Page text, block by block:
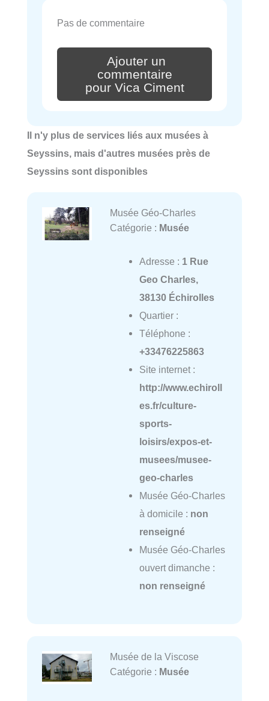
Pas de commentaire
Ajouter un
commentaire
pour Vica Ciment
Il n'y plus de services liés aux musées à
Seyssins, mais d'autres musées près de
Seyssins sont disponibles
Musée Géo-Charles
Catégorie : Musée
Adresse : 1 Rue
Geo Charles,
38130 Échirolles
Quartier :
Téléphone :
+33476225863
Site internet :
http://www.echiroll
es.fr/culture-
sports-
loisirs/expos-et-
musees/musee-
geo-charles
Musée Géo-Charles
à domicile : non
renseigné
Musée Géo-Charles
ouvert dimanche :
non renseigné
Musée de la Viscose
Catégorie : Musée